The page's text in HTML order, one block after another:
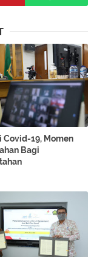
Covid-19, Momen
Bagi